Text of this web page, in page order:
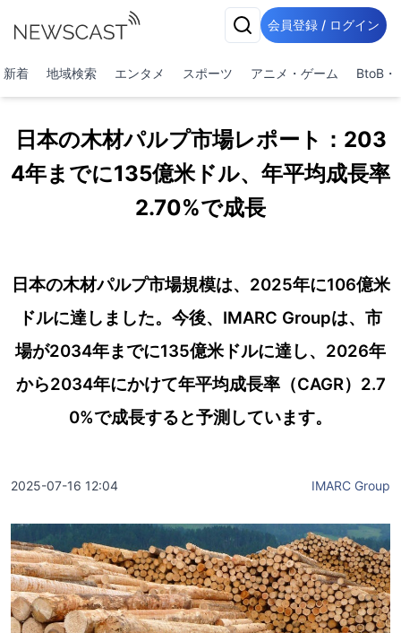
会員登録 / ログイン
新着 地域検索 エンタメ スポーツ アニメ・ゲーム BtoB・
日本の木材パルプ市場レポート：203
4年までに135億米ドル、年平均成長率
2.70%で成長
日本の木材パルプ市場規模は、2025年に106億米
ドルに達しました。今後、IMARC Groupは、市
場が2034年までに135億米ドルに達し、2026年
から2034年にかけて年平均成長率（CAGR）2.7
0%で成長すると予測しています。
2025-07-16 12:04 IMARC Group